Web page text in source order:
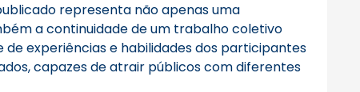
representa não apenas uma
a continuidade de um trabalho coletivo
experiências e habilidades dos participantes
capazes de atrair públicos com diferentes